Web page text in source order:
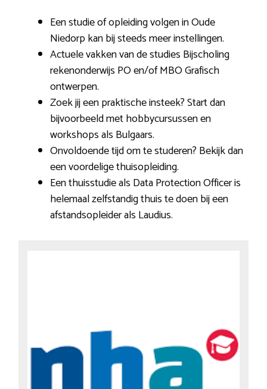
Een studie of opleiding volgen in Oude
Niedorp kan bij steeds meer instellingen.
Actuele vakken van de studies Bijscholing
rekenonderwijs PO en/of MBO Grafisch
ontwerpen.
Zoek jij een praktische insteek? Start dan
bijvoorbeeld met hobbycursussen en
workshops als Bulgaars.
Onvoldoende tijd om te studeren? Bekijk dan
een voordelige thuisopleiding.
Een thuisstudie als Data Protection Officer is
helemaal zelfstandig thuis te doen bij een
afstandsopleider als Laudius.